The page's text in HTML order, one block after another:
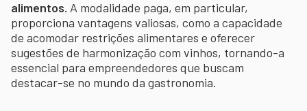
alimentos. A modalidade paga, em particular,
proporciona vantagens valiosas, como a capacidade
de acomodar restrições alimentares e oferecer
sugestões de harmonização com vinhos, tornando-a
essencial para empreendedores que buscam
destacar-se no mundo da gastronomia.